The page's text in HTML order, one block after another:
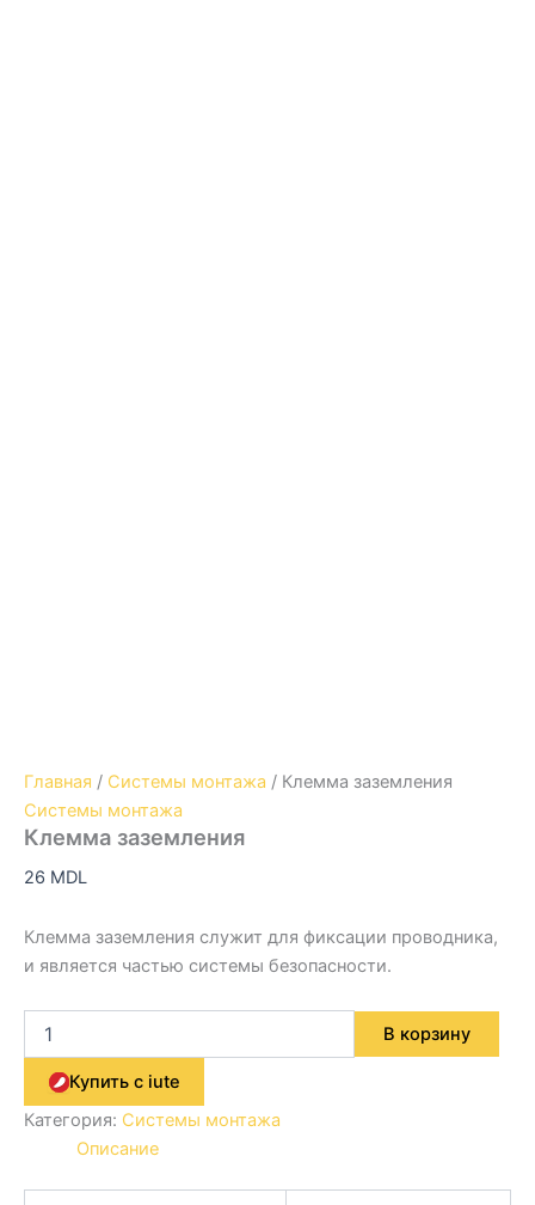
Главная / Системы монтажа / Клемма заземления
Системы монтажа
Клемма заземления
26 MDL
Клемма заземления служит для фиксации проводника,
и является частью системы безопасности.
В корзину
Купить с iute
Категория: Системы монтажа
Описание